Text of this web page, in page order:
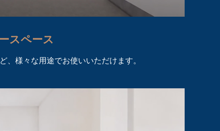
スペース
、様々な用途でお使いいただけます。